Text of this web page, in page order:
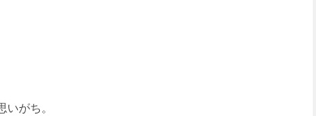
がち。